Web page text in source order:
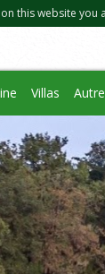
this website you
Villas